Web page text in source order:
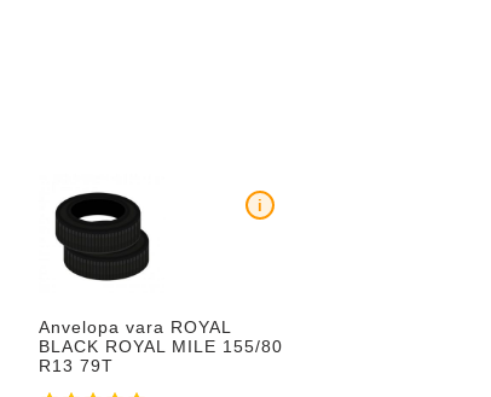
Anvelopa vara ROYAL
BLACK ROYAL MILE 155/80
R13 79T
i